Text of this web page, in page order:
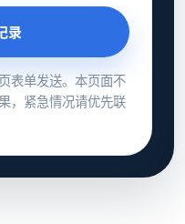
录
表单发送。本页面不
，紧急情况请优先联